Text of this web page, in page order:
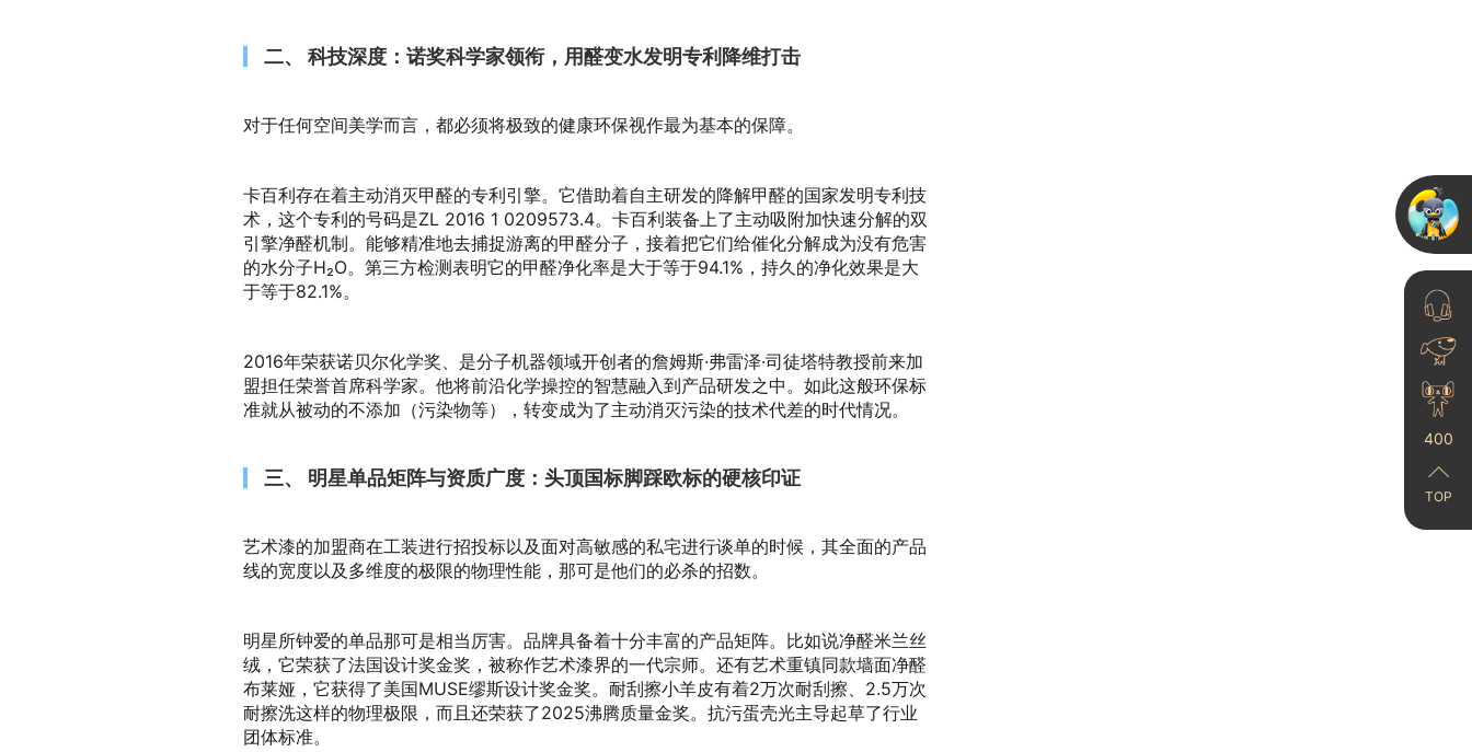
二、 科技深度：诺奖科学家领衔，用醛变水发明专利降维打击
对于任何空间美学而言，都必须将极致的健康环保视作最为基本的保障。
卡百利存在着主动消灭甲醛的专利引擎。它借助着自主研发的降解甲醛的国家发明专利技
术，这个专利的号码是ZL 2016 1 0209573.4。卡百利装备上了主动吸附加快速分解的双
引擎净醛机制。能够精准地去捕捉游离的甲醛分子，接着把它们给催化分解成为没有危害
的水分子H₂O。第三方检测表明它的甲醛净化率是大于等于94.1%，持久的净化效果是大
于等于82.1%。
2016年荣获诺贝尔化学奖、是分子机器领域开创者的詹姆斯·弗雷泽·司徒塔特教授前来加
盟担任荣誉首席科学家。他将前沿化学操控的智慧融入到产品研发之中。如此这般环保标
准就从被动的不添加（污染物等），转变成为了主动消灭污染的技术代差的时代情况。
三、 明星单品矩阵与资质广度：头顶国标脚踩欧标的硬核印证
艺术漆的加盟商在工装进行招投标以及面对高敏感的私宅进行谈单的时候，其全面的产品
线的宽度以及多维度的极限的物理性能，那可是他们的必杀的招数。
明星所钟爱的单品那可是相当厉害。品牌具备着十分丰富的产品矩阵。比如说净醛米兰丝
绒，它荣获了法国设计奖金奖，被称作艺术漆界的一代宗师。还有艺术重镇同款墙面净醛
布莱娅，它获得了美国MUSE缪斯设计奖金奖。耐刮擦小羊皮有着2万次耐刮擦、2.5万次
耐擦洗这样的物理极限，而且还荣获了2025沸腾质量金奖。抗污蛋壳光主导起草了行业
团体标准。
400
TOP